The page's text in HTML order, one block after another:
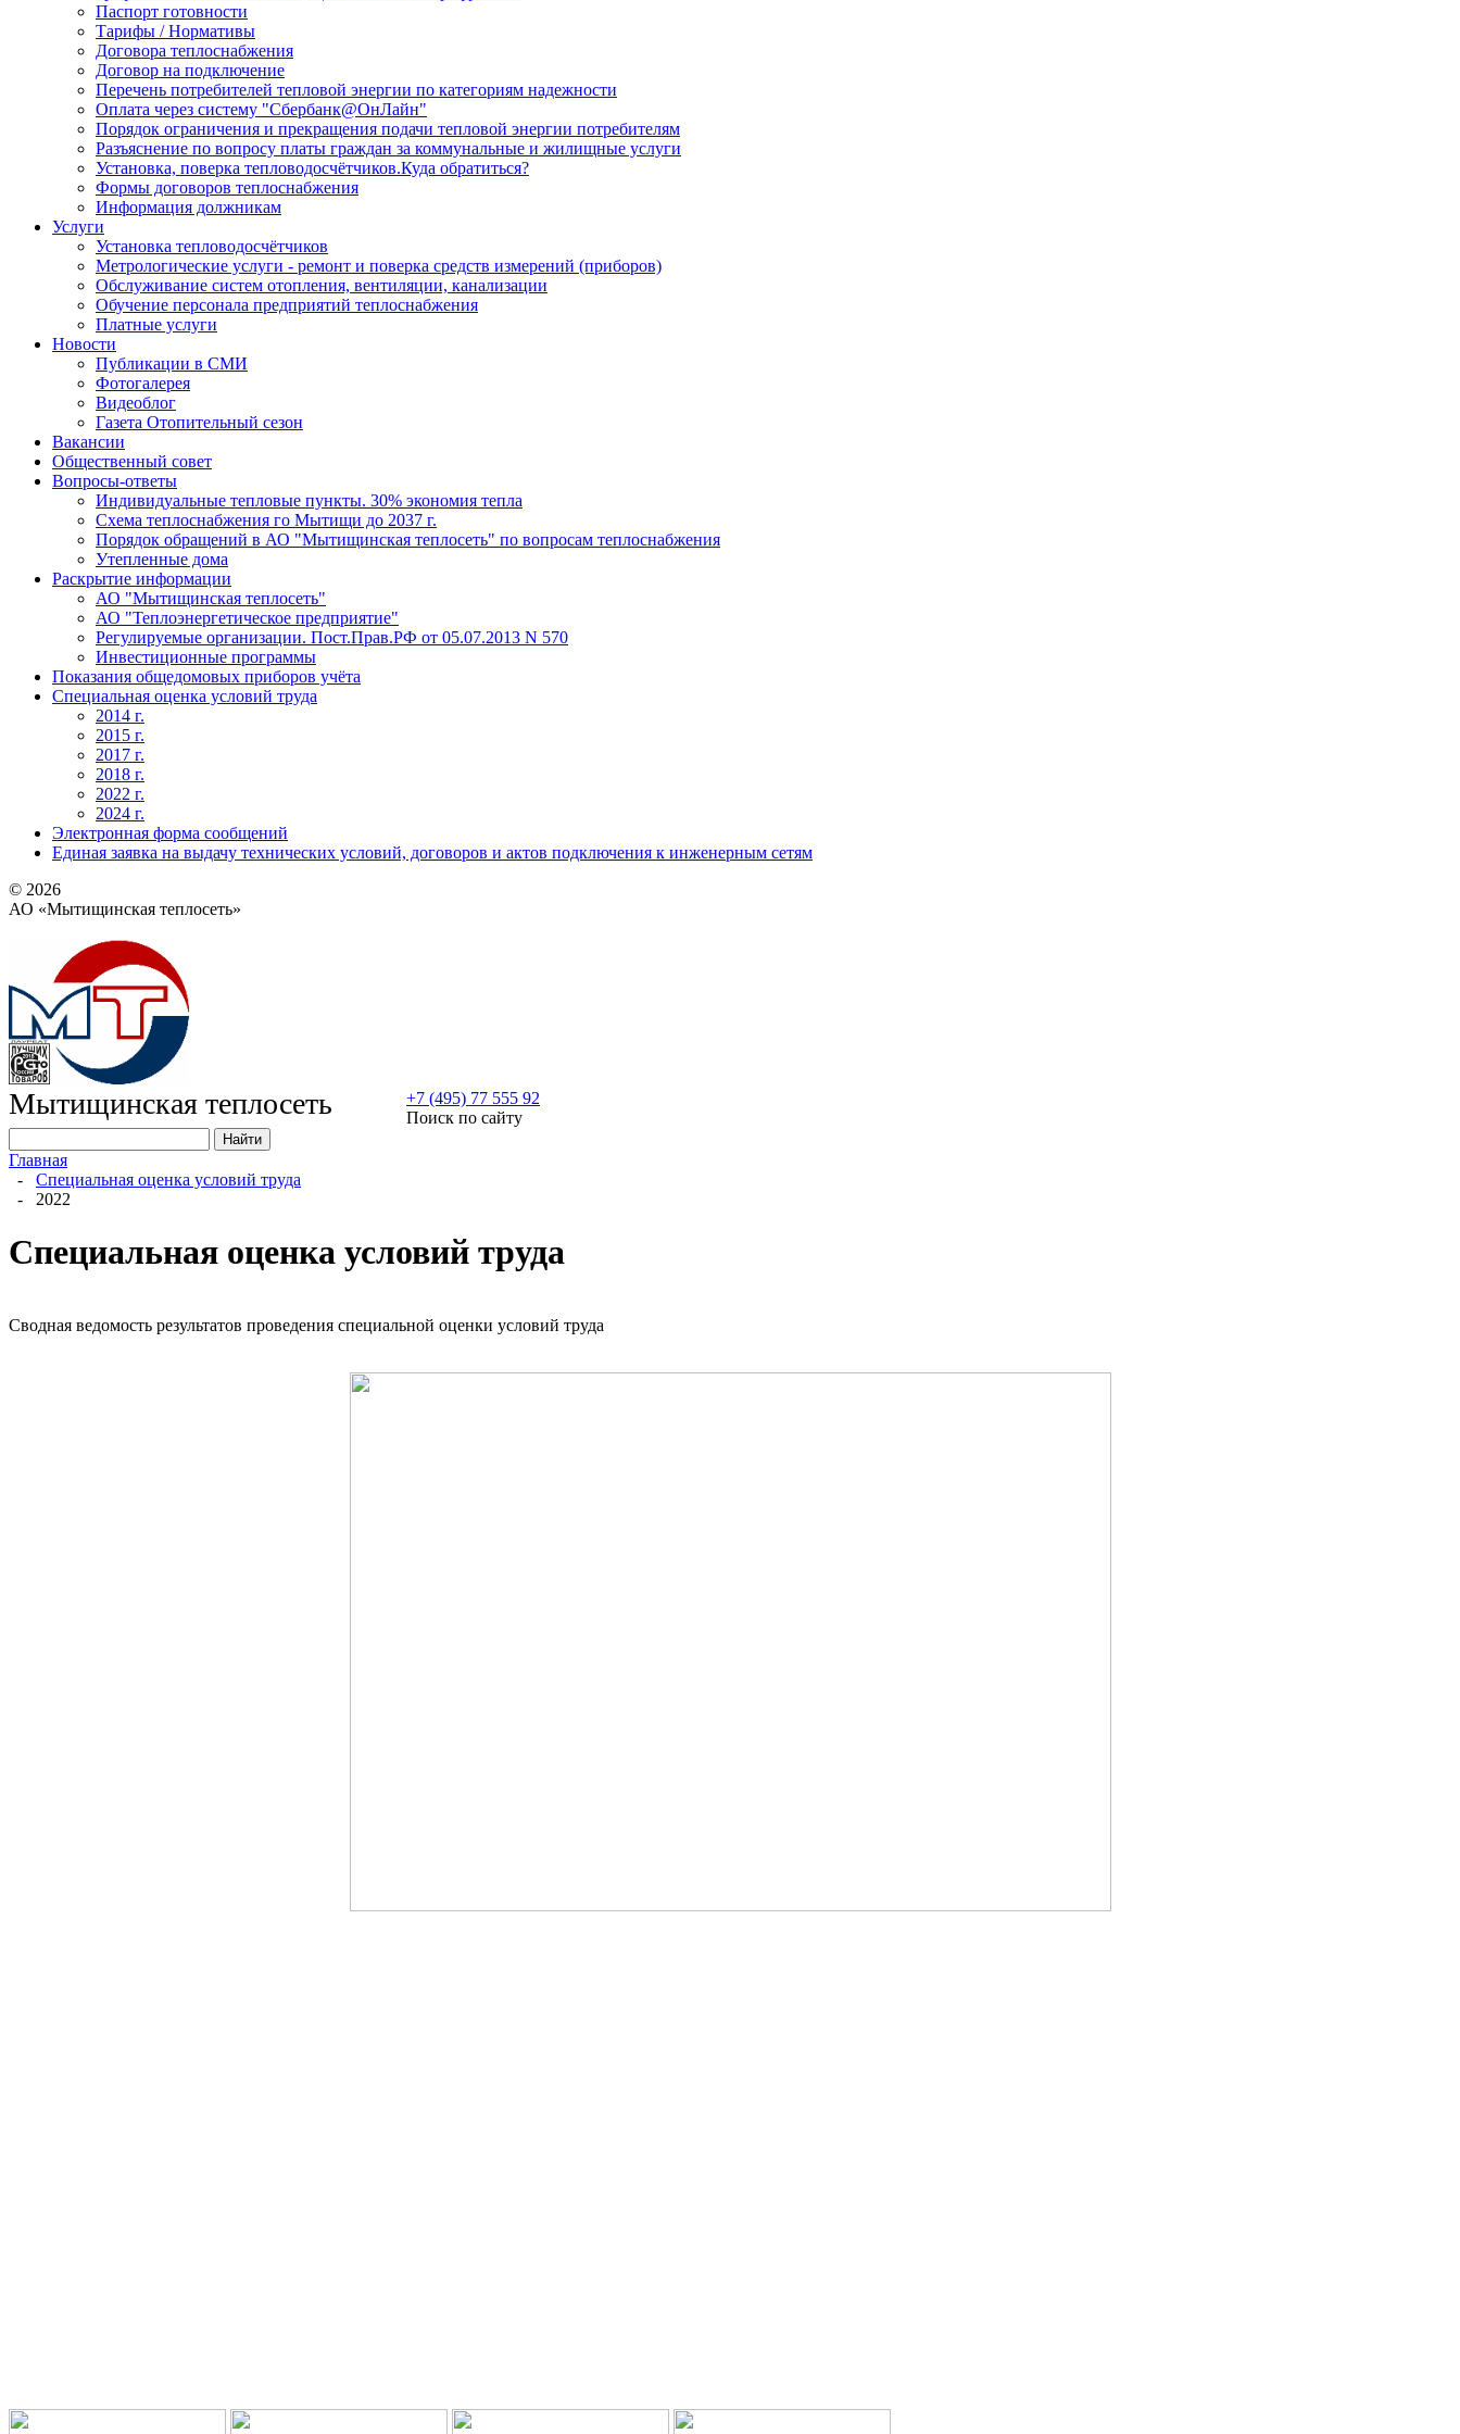
Паспорт готовности
Тарифы / Нормативы
Договора теплоснабжения
Договор на подключение
Перечень потребителей тепловой энергии по категориям надежности
Оплата через систему "Сбербанк@ОнЛайн"
Порядок ограничения и прекращения подачи тепловой энергии потребителям
Разъяснение по вопросу платы граждан за коммунальные и жилищные услуги
Установка, поверка тепловодосчётчиков.Куда обратиться?
Формы договоров теплоснабжения
Информация должникам
Услуги
Установка тепловодосчётчиков
Метрологические услуги - ремонт и поверка средств измерений (приборов)
Обслуживание систем отопления, вентиляции, канализации
Обучение персонала предприятий теплоснабжения
Платные услуги
Новости
Публикации в СМИ
Фотогалерея
Видеоблог
Газета Отопительный сезон
Вакансии
Общественный совет
Вопросы-ответы
Индивидуальные тепловые пункты. 30% экономия тепла
Схема теплоснабжения го Мытищи до 2037 г.
Порядок обращений в АО "Мытищинская теплосеть" по вопросам теплоснабжения
Утепленные дома
Раскрытие информации
АО "Мытищинская теплосеть"
АО "Теплоэнергетическое предприятие"
Регулируемые организации. Пост.Прав.РФ от 05.07.2013 N 570
Инвестиционные программы
Показания общедомовых приборов учёта
Специальная оценка условий труда
2014 г.
2015 г.
2017 г.
2018 г.
2022 г.
2024 г.
Электронная форма сообщений
Единая заявка на выдачу технических условий, договоров и актов подключения к инженерным сетям
© 2026
АО «Мытищинская теплосеть»
Мытищинская теплосеть
+7 (495) 77 555 92
Поиск по сайту
Найти
Главная
‐ Специальная оценка условий труда
‐ 2022
Специальная оценка условий труда
Сводная ведомость результатов проведения специальной оценки условий труда